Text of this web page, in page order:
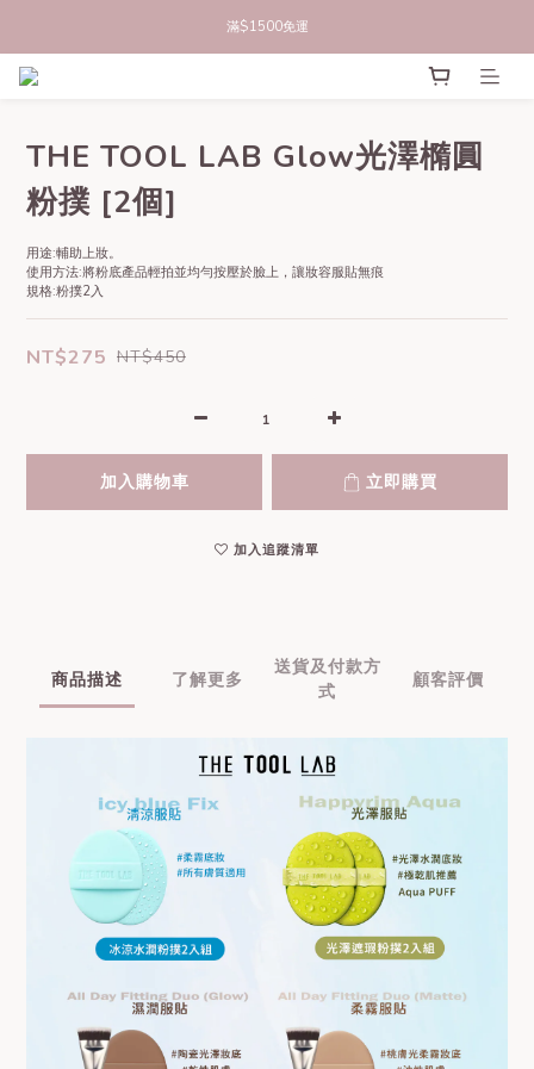
立即註冊官網會員，領50元商品折價券
滿$1500免運
THE TOOL LAB Glow光澤橢圓
粉撲 [2個]
用途:輔助上妝。
使用方法:將粉底產品輕拍並均勻按壓於臉上，讓妝容服貼無痕
規格:粉撲2入
NT$275 NT$450
加入購物車 立即購買
加入追蹤清單
商品描述 了解更多
送貨及付款方
式
顧客評價